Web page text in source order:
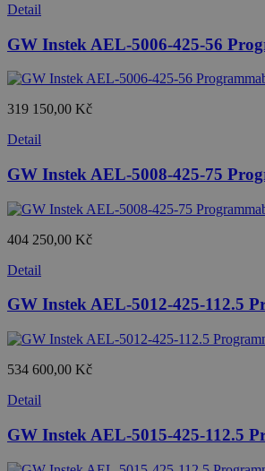
Detail
GW Instek AEL-5006-425-56
319 150,00 Kč
Detail
GW Instek AEL-5008-425-75
404 250,00 Kč
Detail
GW Instek AEL-5012-425-112.5
534 600,00 Kč
Detail
GW Instek AEL-5015-425-112.5